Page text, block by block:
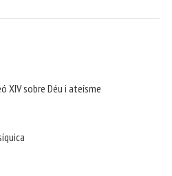
XIV sobre Déu i ateísme